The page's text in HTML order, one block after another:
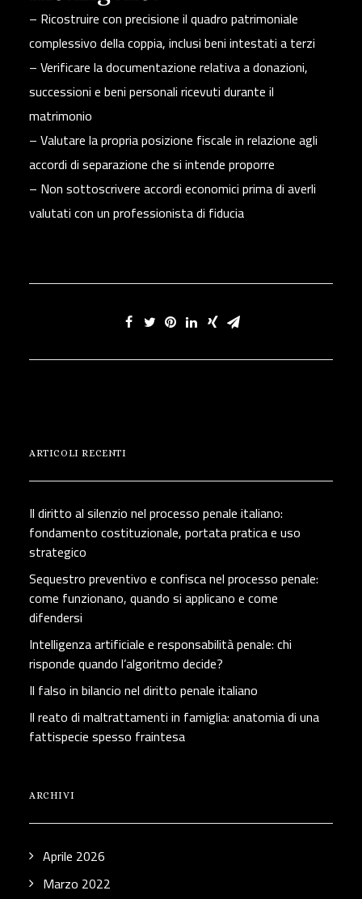
– Ricostruire con precisione il quadro patrimoniale
complessivo della coppia, inclusi beni intestati a terzi
–Verificare la documentazione relativa a donazioni,
successioni e beni personali ricevuti durante il
matrimonio
–Valutare la propria posizione fiscale in relazione agli
accordi di separazione che si intende proporre
– Non sottoscrivere accordi economici prima di averli
valutati con un professionista di fiducia
ARTICOLI RECENTI
Il diritto al silenzio nel processo penale italiano:
fondamento costituzionale, portata pratica e uso
strategico
Sequestro preventivo e confisca nel processo penale:
come funzionano, quando si applicano e come
difendersi
Intelligenza artificiale e responsabilità penale: chi
risponde quando l’algoritmo decide?
Il falso in bilancio nel diritto penale italiano
Il reato di maltrattamenti in famiglia: anatomia di una
fattispecie spesso fraintesa
ARCHIVI
Aprile 2026
Marzo 2022